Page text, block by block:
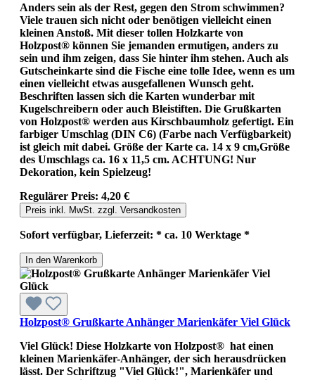
Anders sein als der Rest, gegen den Strom schwimmen?
Viele trauen sich nicht oder benötigen vielleicht einen
kleinen Anstoß. Mit dieser tollen Holzkarte von
Holzpost® können Sie jemanden ermutigen, anders zu
sein und ihm zeigen, dass Sie hinter ihm stehen. Auch als
Gutscheinkarte sind die Fische eine tolle Idee, wenn es um
einen vielleicht etwas ausgefallenen Wunsch geht.
Beschriften lassen sich die Karten wunderbar mit
Kugelschreibern oder auch Bleistiften. Die Grußkarten
von Holzpost® werden aus Kirschbaumholz gefertigt. Ein
farbiger Umschlag (DIN C6) (Farbe nach Verfügbarkeit)
ist gleich mit dabei. Größe der Karte ca. 14 x 9 cm,Größe
des Umschlags ca. 16 x 11,5 cm. ACHTUNG! Nur
Dekoration, kein Spielzeug!
Regulärer Preis: 4,20 €
Preis inkl. MwSt. zzgl. Versandkosten
Sofort verfügbar, Lieferzeit: * ca. 10 Werktage *
In den Warenkorb
Holzpost® Grußkarte Anhänger Marienkäfer Viel Glück
Viel Glück! Diese Holzkarte von Holzpost® hat einen
kleinen Marienkäfer-Anhänger, der sich herausdrücken
lässt. Der Schriftzug "Viel Glück!", Marienkäfer und